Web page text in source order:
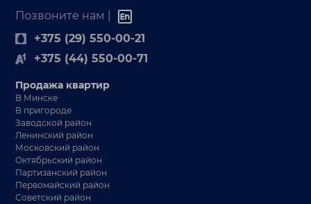
Позвоните нам |
+375 (29) 550-00-21
+375 (44) 550-00-71
Продажа квартир
В Минске
В пригороде
Заводской район
Ленинский район
Московский район
Октябрьский район
Партизанский район
Первомайский район
Советский район